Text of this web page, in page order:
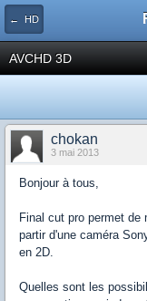
← HD
AVCHD 3D
chokan
3 mai 2013
Bonjour à tous,
Final cut pro permet de
partir d'une caméra
en 2D.
Quelles sont les